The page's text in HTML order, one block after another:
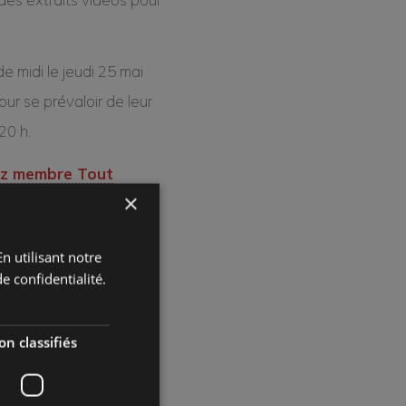
midi le jeudi 25 mai
se prévaloir de leur
h.
membre Tout
d’adhésion. Non-
×
utilisant notre
confidentialité.
classifiés